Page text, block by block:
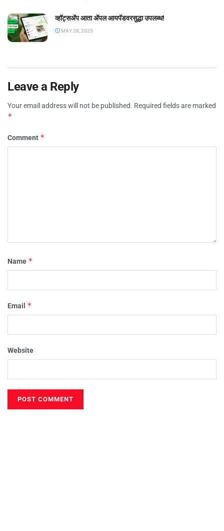
व्हॉट्सॲप आता ॲपल आयपॅडवरसुद्धा उपलब्ध!
MAY 28, 2025
Leave a Reply
Your email address will not be published. Required fields are marked
*
Comment *
Name *
Email *
Website